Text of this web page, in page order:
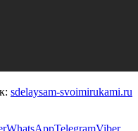
sdelaysam-svoimirukami.ru